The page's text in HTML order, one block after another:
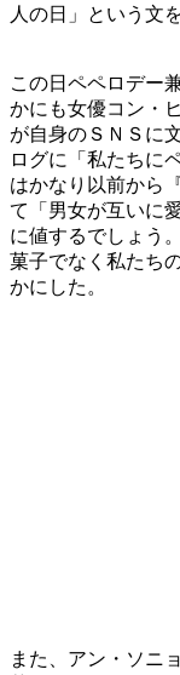
人の日」という文
この日ペペロデー
かにも女優コン・
が自身のＳＮＳに
ログに「私たちに
はかなり以前から
て「男女が互いに
に値するでしょう
菓子でなく私たち
かにした。
また、アン・ソニ